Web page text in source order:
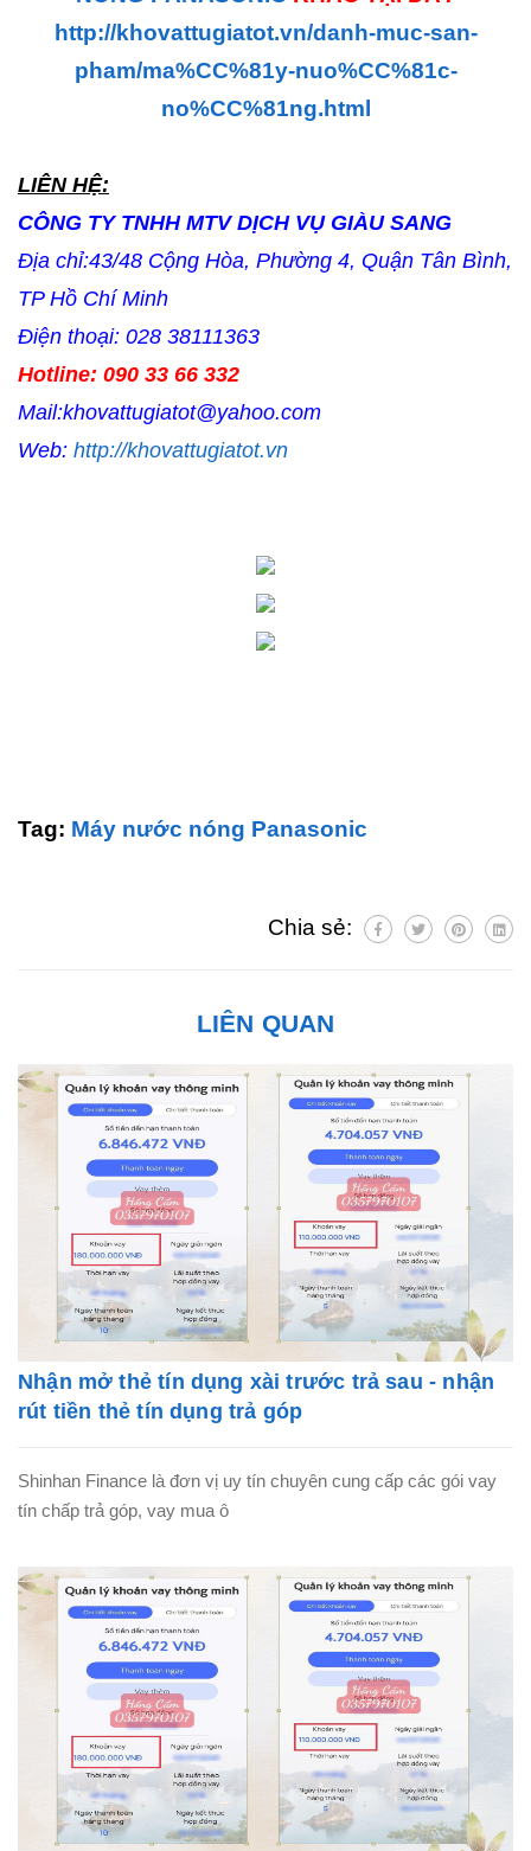
http://khovattugiatot.vn/danh-muc-san-
pham/ma%CC%81y-nuo%CC%81c-
no%CC%81ng.html
LIÊN HỆ:
CÔNG TY TNHH MTV DỊCH VỤ GIÀU SANG
Địa chỉ:43/48 Cộng Hòa, Phường 4, Quận Tân Bình,
TP Hồ Chí Minh
Điện thoại: 028 38111363
Hotline: 090 33 66 332
Mail:khovattugiatot@yahoo.com
Web: http://khovattugiatot.vn
Tag: Máy nước nóng Panasonic
Chia sẻ:
LIÊN QUAN
Nhận mở thẻ tín dụng xài trước trả sau - nhận
rút tiền thẻ tín dụng trả góp
Shinhan Finance là đơn vị uy tín chuyên cung cấp các gói vay
tín chấp trả góp, vay mua ô